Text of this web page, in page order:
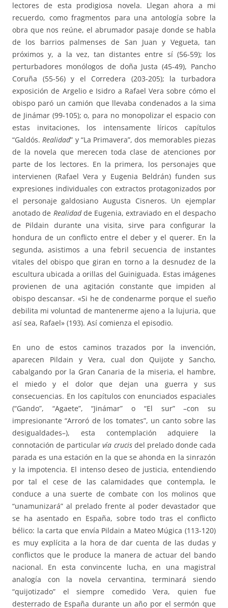
lectores de esta prodigiosa novela. Llegan ahora a mi
recuerdo, como fragmentos para una antología sobre la
obra que nos reúne, el abrumador pasaje donde se habla
de los barrios palmenses de San Juan y Vegueta, tan
próximos y, a la vez, tan distantes entre sí (56-59); los
perturbadores monólogos de doña Justa (45-49), Pancho
Coruña (55-56) y el Corredera (203-205); la turbadora
exposición de Argelio e Isidro a Rafael Vera sobre cómo el
obispo paró un camión que llevaba condenados a la sima
de Jinámar (99-105); o, para no monopolizar el espacio con
estas invitaciones, los intensamente líricos capítulos
“Galdós.Realidad” y “La Primavera”, dos memorables piezas
de la novela que merecen toda clase de atenciones por
parte de los lectores. En la primera, los personajes que
intervienen (Rafael Vera y Eugenia Beldrán) funden sus
expresiones individuales con extractos protagonizados por
el personaje galdosiano Augusta Cisneros. Un ejemplar
anotado de Realidadde Eugenia, extraviado en el despacho
de Pildain durante una visita, sirve para configurar la
hondura de un conflicto entre el deber y el querer. En la
segunda, asistimos a una febril secuencia de instantes
vitales del obispo que giran en torno a la desnudez de la
escultura ubicada a orillas del Guiniguada. Estas imágenes
provienen de una agitación constante que impiden al
obispo descansar. «Si he de condenarme porque el sueño
debilita mi voluntad de mantenerme ajeno a la lujuria, que
así sea, Rafael» (193). Así comienza el episodio.
En uno de estos caminos trazados por la invención,
aparecen Pildain y Vera, cual don Quijote y Sancho,
cabalgando por la Gran Canaria de la miseria, el hambre,
el miedo y el dolor que dejan una guerra y sus
consecuencias. En los capítulos con enunciados espaciales
(“Gando”, “Agaete”, “Jinámar” o “El sur” –con su
impresionante “Arroró de los tomates”, un canto sobre las
desigualdades–), esta contemplación adquiere la
connotación de particularvía crucisdel prelado donde cada
parada es una estación en la que se ahonda en la sinrazón
y la impotencia. El intenso deseo de justicia, entendiendo
por tal el cese de las calamidades que contempla, le
conduce a una suerte de combate con los molinos que
“unamunizará” al prelado frente al poder devastador que
se ha asentado en España, sobre todo tras el conflicto
bélico: la carta que envía Pildain a Mateo Múgica (113-120)
es muy explícita a la hora de dar cuenta de las dudas y
conflictos que le produce la manera de actuar del bando
nacional. En esta convincente lucha, en una magistral
analogía con la novela cervantina, terminará siendo
“quijotizado” el siempre comedido Vera, quien fue
desterrado de España durante un año por el sermón que